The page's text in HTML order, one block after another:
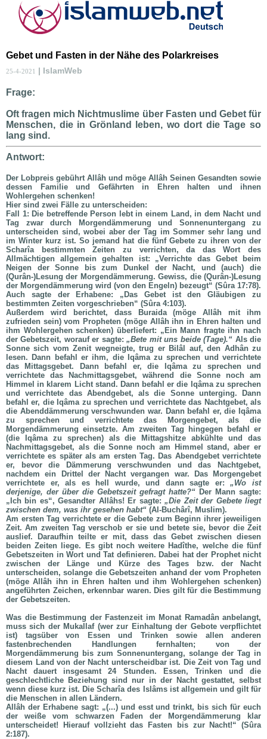
Gebet und Fasten in der Nähe des Polarkreises
25-4-2021 | IslamWeb
Frage:
Oft fragen mich Nichtmuslime über Fasten und Gebet für
Menschen, die in Grönland leben, wo dort die Tage so
lang sind.
Antwort:
Der Lobpreis gebührt Allâh und möge Allâh Seinen Gesandten sowie
dessen Familie und Gefährten in Ehren halten und ihnen
Wohlergehen schenken!
Hier sind zwei Fälle zu unterscheiden:
Fall 1: Die betreffende Person lebt in einem Land, in dem Nacht und
Tag zwar durch Morgendämmerung und Sonnenuntergang zu
unterscheiden sind, wobei aber der Tag im Sommer sehr lang und
im Winter kurz ist. So jemand hat die fünf Gebete zu ihren von der
Scharîa bestimmten Zeiten zu verrichten, da das Wort des
Allmächtigen allgemein gehalten ist: „Verrichte das Gebet beim
Neigen der Sonne bis zum Dunkel der Nacht, und (auch) die
(Qurân-)Lesung der Morgendämmerung. Gewiss, die (Qurân-)Lesung
der Morgendämmerung wird (von den Engeln) bezeugt“ (Sûra 17:78).
Auch sagte der Erhabene: „Das Gebet ist den Gläubigen zu
bestimmten Zeiten vorgeschrieben“ (Sûra 4:103).
Außerdem wird berichtet, dass Buraida (möge Allâh mit ihm
zufrieden sein) vom Propheten (möge Allâh ihn in Ehren halten und
ihm Wohlergehen schenken) überliefert: „Ein Mann fragte ihn nach
der Gebetszeit, worauf er sagte:„Bete mit uns beide (Tage).“ Als die
Sonne sich vom Zenit wegneigte, trug er Bilâl auf, den Adhân zu
lesen. Dann befahl er ihm, die Iqâma zu sprechen und verrichtete
das Mittagsgebet. Dann befahl er, die Iqâma zu sprechen und
verrichtete das Nachmittagsgebet, während die Sonne noch am
Himmel in klarem Licht stand. Dann befahl er die Iqâma zu sprechen
und verrichtete das Abendgebet, als die Sonne unterging. Dann
befahl er, die Iqâma zu sprechen und verrichtete das Nachtgebet, als
die Abenddämmerung verschwunden war. Dann befahl er, die Iqâma
zu sprechen und verrichtete das Morgengebet, als die
Morgendämmerung einsetzte. Am zweiten Tag hingegen befahl er
(die Iqâma zu sprechen) als die Mittagshitze abkühlte und das
Nachmittagsgebet, als die Sonne noch am Himmel stand, aber er
verrichtete es später als am ersten Tag. Das Abendgebet verrichtete
er, bevor die Dämmerung verschwunden und das Nachtgebet,
nachdem ein Drittel der Nacht vergangen war. Das Morgengebet
verrichtete er, als es hell wurde, und dann sagte er:„Wo ist
derjenige, der über die Gebetszeit gefragt hatte?“ Der Mann sagte:
„Ich bin es“, Gesandter Allâhs! Er sagte:„Die Zeit der Gebete liegt
zwischen dem, was ihr gesehen habt“ (Al-Buchârî, Muslim).
Am ersten Tag verrichtete er die Gebete zum Beginn ihrer jeweiligen
Zeit. Am zweiten Tag verschob er sie und betete sie, bevor die Zeit
auslief. Daraufhin teilte er mit, dass das Gebet zwischen diesen
beiden Zeiten liege. Es gibt noch weitere Hadîthe, welche die fünf
Gebetszeiten in Wort und Tat definieren. Dabei hat der Prophet nicht
zwischen der Länge und Kürze des Tages bzw. der Nacht
unterscheiden, solange die Gebetszeiten anhand der vom Propheten
(möge Allâh ihn in Ehren halten und ihm Wohlergehen schenken)
angeführten Zeichen, erkennbar waren. Dies gilt für die Bestimmung
der Gebetszeiten.
Was die Bestimmung der Fastenzeit im Monat Ramadân anbelangt,
muss sich der Mukallaf (wer zur Einhaltung der Gebote verpflichtet
ist) tagsüber von Essen und Trinken sowie allen anderen
fastenbrechenden Handlungen fernhalten; von der
Morgendämmerung bis zum Sonnenuntergang, solange der Tag in
diesem Land von der Nacht unterscheidbar ist. Die Zeit von Tag und
Nacht dauert insgesamt 24 Stunden. Essen, Trinken und die
geschlechtliche Beziehung sind nur in der Nacht gestattet, selbst
wenn diese kurz ist. Die Scharîa des Islâms ist allgemein und gilt für
die Menschen in allen Ländern.
Allâh der Erhabene sagt: „(...) und esst und trinkt, bis sich für euch
der weiße vom schwarzen Faden der Morgendämmerung klar
unterscheidet! Hierauf vollzieht das Fasten bis zur Nacht!“ (Sûra
2:187).